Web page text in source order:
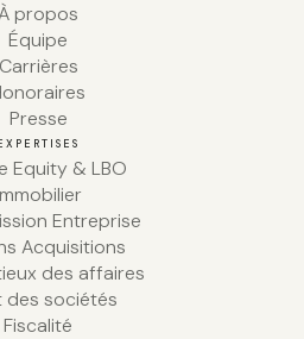
propos
Équipe
Carrières
Presse
Equity & LBO
Entreprise
Acquisitions
des affaires
des sociétés
Fiscalité